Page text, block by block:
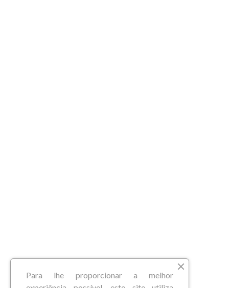
Para lhe proporcionar a melhor